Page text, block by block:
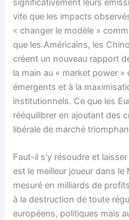
significativement leurs
vite que les impacts
« changer le modèle »
que les Américains, les
créent un nouveau rapport
la main au « market power
émergents et à la
institutionnels. Ce que les
rééquilibrer en ajoutant des
libérale de marché
Faut-il s’y résoudre et
est le meilleur joueur dans
mesuré en milliards de
à la destruction de toute
européens, politiques mais